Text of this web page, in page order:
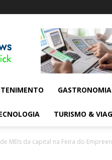
GASTRONOMIA
TURISMO &
MEIs da capital na Feira do